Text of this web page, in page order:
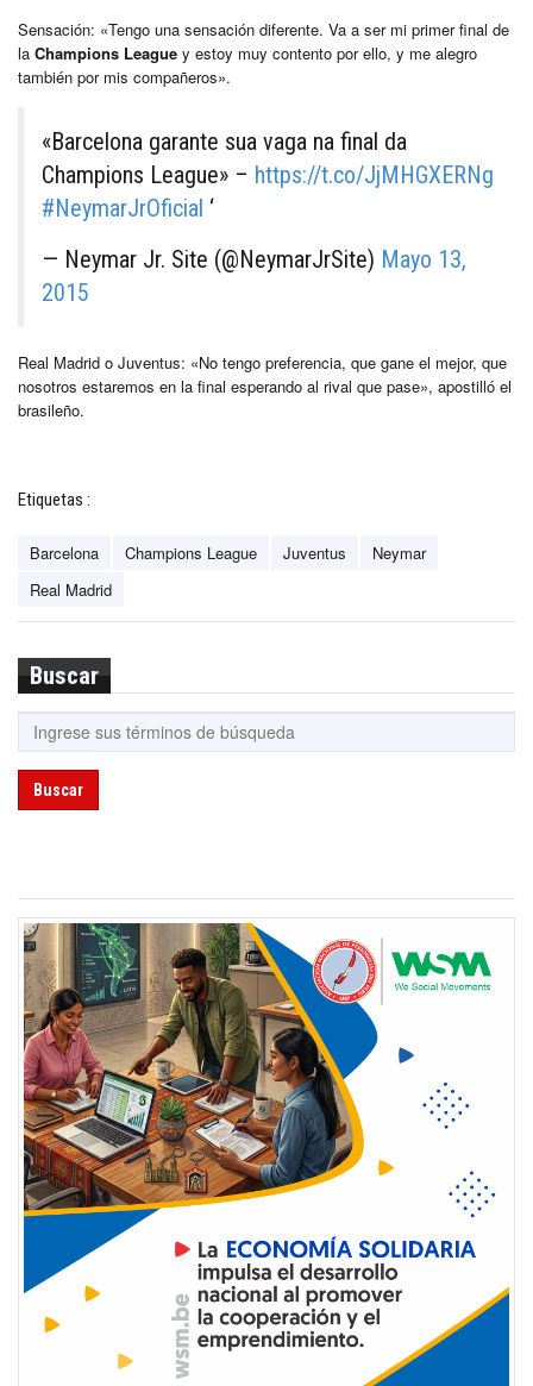
Sensación: «Tengo una sensación diferente. Va a ser mi primer final de
la Champions League y estoy muy contento por ello, y me alegro
también por mis compañeros».
«Barcelona garante sua vaga na final da
Champions League» – https://t.co/JjMHGXERNg
#NeymarJrOficial ‘
— Neymar Jr. Site (@NeymarJrSite) Mayo 13,
2015
Real Madrid o Juventus: «No tengo preferencia, que gane el mejor, que
nosotros estaremos en la final esperando al rival que pase», apostilló el
brasileño.
Etiquetas :
Barcelona Champions League Juventus
Neymar
Real Madrid
Buscar
Buscar